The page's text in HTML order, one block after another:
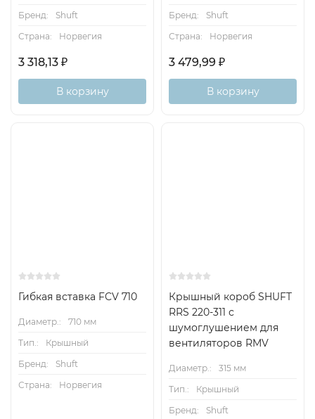
Бренд:
Shuft
Страна:
Норвегия
3 318,13 ₽
В корзину
Бренд:
Shuft
Страна:
Норвегия
3 479,99 ₽
В корзину
Гибкая вставка FCV 710
Диаметр.:
710 мм
Тип.:
Крышный
Бренд:
Shuft
Страна:
Норвегия
Крышный короб SHUFT
RRS 220-311 с
шумоглушением для
вентиляторов RMV
Диаметр.:
315 мм
Тип.:
Крышный
Бренд:
Shuft